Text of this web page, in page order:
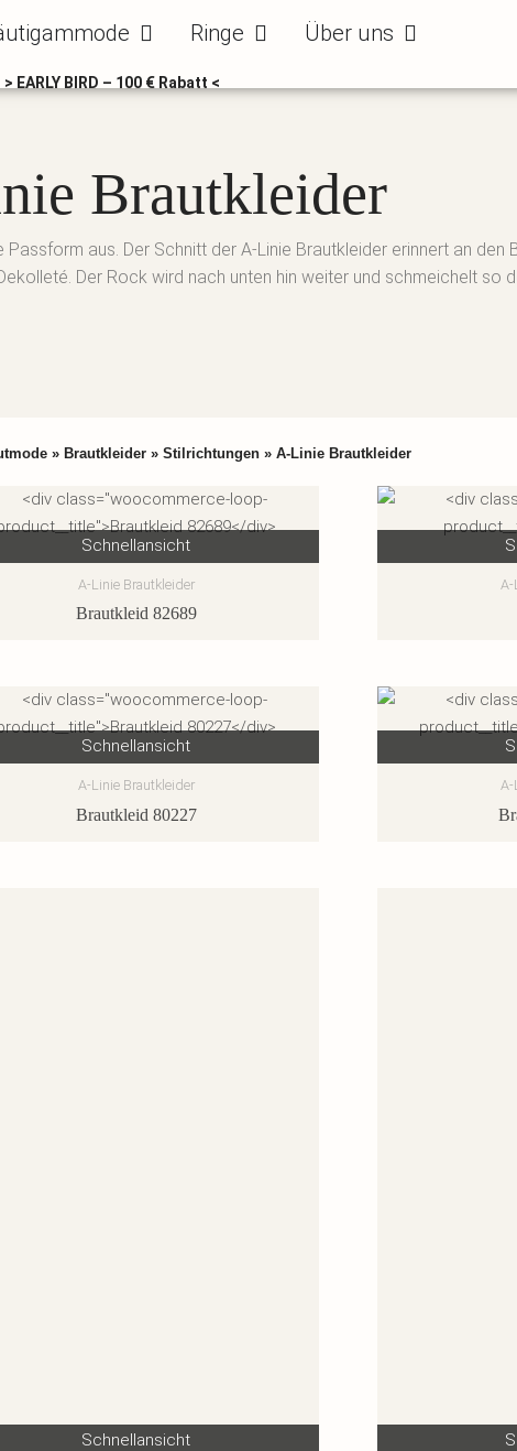
Öffne Bräutigammode
Ringe Öffne RingeÜber uns Öffne Über uns
> EARLY BIRD – 100 € Rabatt <
Brautkleider
aus. Der Schnitt der A-Linie Brautkleider erinnert an den
Der Rock wird nach unten hin weiter und schmeichelt so
» Brautkleider» Stilrichtungen» A-Linie Brautkleider
Schnellansicht
A-Linie Brautkleider
Brautkleid 82689
A-
Schnellansicht
A-Linie Brautkleider
Brautkleid 80227
A-
Schnellansicht